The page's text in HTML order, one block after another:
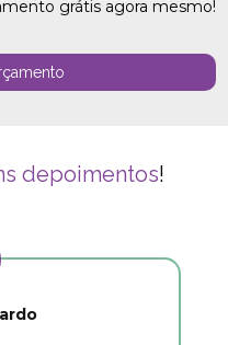
grátis agora mesmo!
depoimentos!